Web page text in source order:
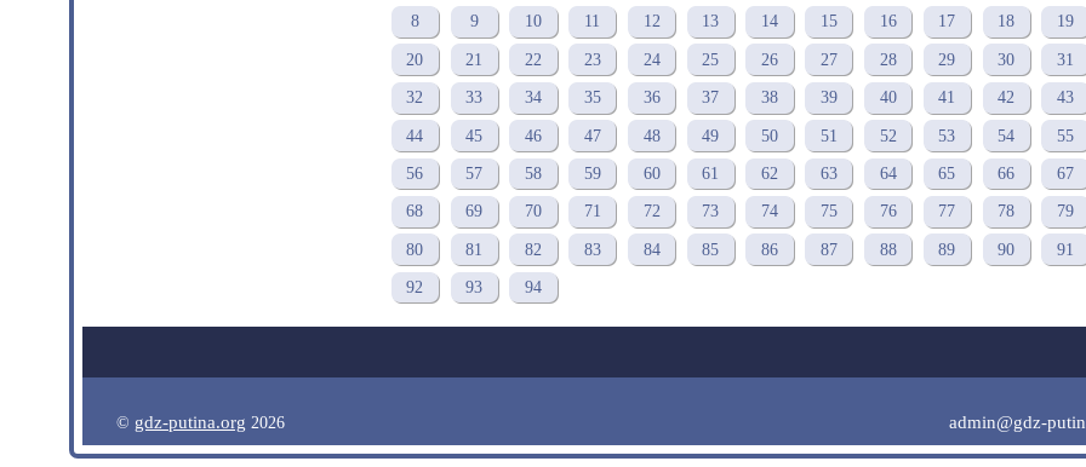
8 9 10 11 12 13 14 15 16 17 18 19
20 21 22 23 24 25 26 27 28 29 30 31
32 33 34 35 36 37 38 39 40 41 42 43
44 45 46 47 48 49 50 51 52 53 54 55
56 57 58 59 60 61 62 63 64 65 66 67
68 69 70 71 72 73 74 75 76 77 78 79
80 81 82 83 84 85 86 87 88 89 90 91
92 93 94
© gdz-putina.org 2026 admin@gdz-